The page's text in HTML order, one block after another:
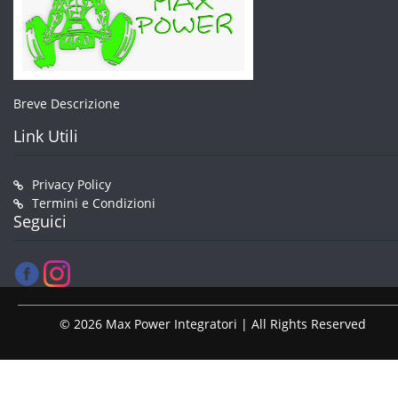
Breve Descrizione
Link Utili
Privacy Policy
Termini e Condizioni
Seguici
© 2026 Max Power Integratori | All Rights Reserved